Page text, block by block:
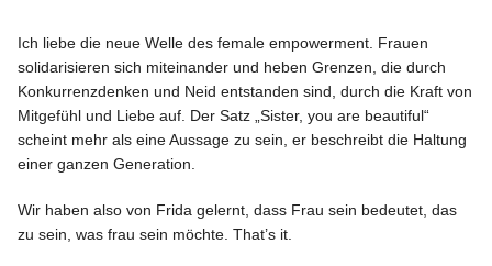
Ich liebe die neue Welle des female empowerment. Frauen
solidarisieren sich miteinander und heben Grenzen, die durch
Konkurrenzdenken und Neid entstanden sind, durch die Kraft von
Mitgefühl und Liebe auf. Der Satz „Sister, you are beautiful“
scheint mehr als eine Aussage zu sein, er beschreibt die Haltung
einer ganzen Generation.
Wir haben also von Frida gelernt, dass Frau sein bedeutet, das
zu sein, was frau sein möchte. That’s it.